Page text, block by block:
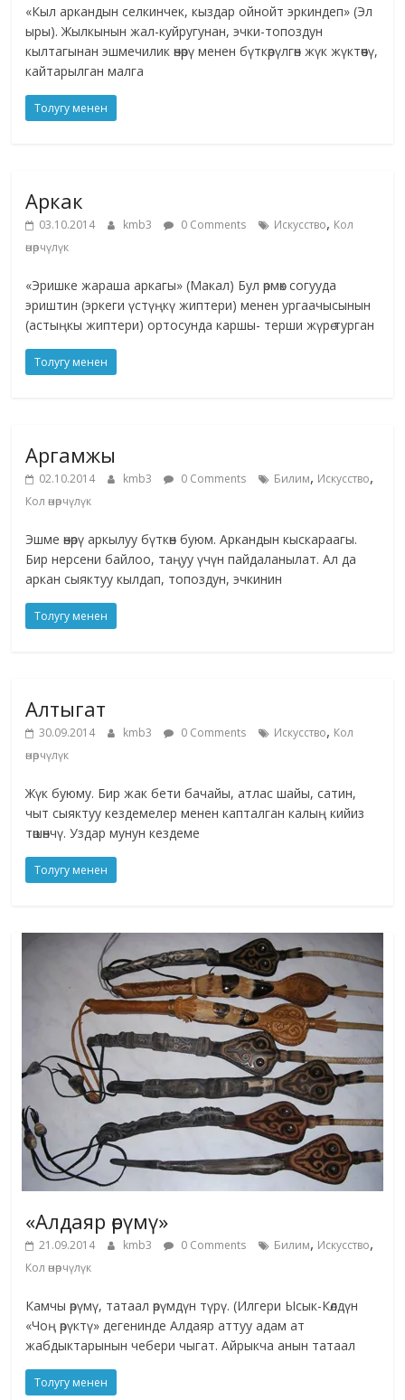
«Кыл аркандын селкинчек, кыздар ойнойт эркиндеп» (Эл
ыры). Жылкынын жал-куйругунан, эчки-топоздун
кылтагынан эшмечилик өнөрү менен бүткөрүлгөн жүк жүктөөчү,
кайтарылган малга
Толугу менен
Аркак
03.10.2014 kmb3 0 Comments Искусство, Кол
өнөрчүлүк
«Эришке жараша аркагы» (Макал) Бул өрмөк согууда
эриштин (эркеги үстүңкү жиптери) менен ургаачысынын
(астыңкы жиптери) ортосунда каршы- терши жүрө турган
Толугу менен
Аргамжы
02.10.2014 kmb3 0 Comments Билим, Искусство,
Кол өнөрчүлүк
Эшме өнөрү аркылуу бүткөн буюм. Аркандын кыскараагы.
Бир нерсени байлоо, таңуу үчүн пайдаланылат. Ал да
аркан сыяктуу кылдап, топоздун, эчкинин
Толугу менен
Алтыгат
30.09.2014 kmb3 0 Comments Искусство, Кол
өнөрчүлүк
Жүк буюму. Бир жак бети бачайы, атлас шайы, сатин,
чыт сыяктуу кездемелер менен капталган калың кийиз
төшөнчү. Уздар мунун кездеме
Толугу менен
«Алдаяр өрүмү»
21.09.2014 kmb3 0 Comments Билим, Искусство,
Кол өнөрчүлүк
Камчы өрүмү, татаал өрүмдүн түрү. (Илгери Ысык-Көлдүн
«Чоң өрүктү» дегенинде Алдаяр аттуу адам ат
жабдыктарынын чебери чыгат. Айрыкча анын татаал
Толугу менен